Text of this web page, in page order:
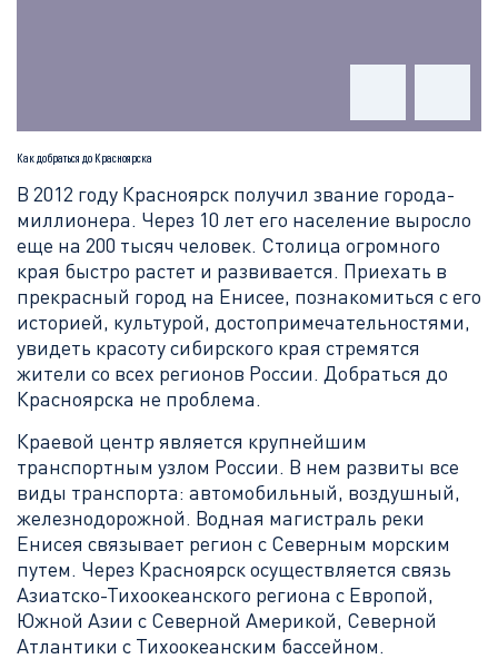
Как добраться до Красноярска
В 2012 году Красноярск получил звание города-
миллионера. Через 10 лет его население выросло
еще на 200 тысяч человек. Столица огромного
края быстро растет и развивается. Приехать в
прекрасный город на Енисее, познакомиться с его
историей, культурой, достопримечательностями,
увидеть красоту сибирского края стремятся
жители со всех регионов России. Добраться до
Красноярска не проблема.
Краевой центр является крупнейшим
транспортным узлом России. В нем развиты все
виды транспорта: автомобильный, воздушный,
железнодорожной. Водная магистраль реки
Енисея связывает регион с Северным морским
путем. Через Красноярск осуществляется связь
Азиатско-Тихоокеанского региона с Европой,
Южной Азии с Северной Америкой, Северной
Атлантики с Тихоокеанским бассейном.